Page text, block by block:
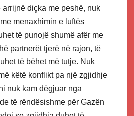
arrijnë diçka me peshë, nuk
menaxhimin e luftës
të punojë shumë afër me
partnerët tjerë në rajon, të
të bëhet më tutje. Nuk
këtë konflikt pa një zgjidhje
nuk kam dëgjuar nga
të rëndësishme për Gazën